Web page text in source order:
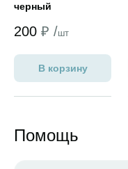
черный
200 ₽ /шт
В корзину
Помощь